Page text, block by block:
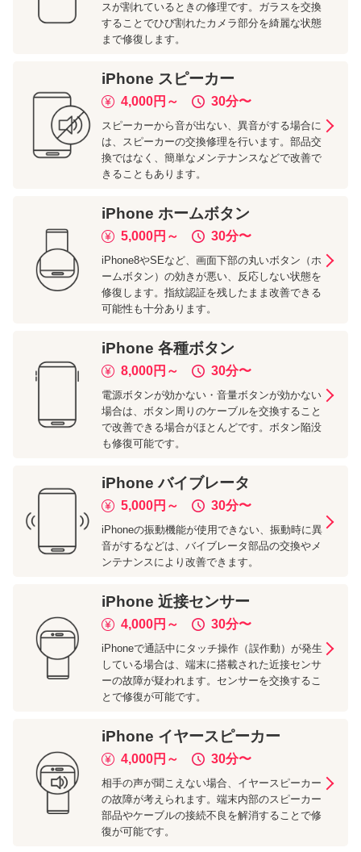
スが割れているときの修理です。ガラスを交換
することでひび割れたカメラ部分を綺麗な状態
まで修復します。
iPhone スピーカー
4,000円～ 30分〜
スピーカーから音が出ない、異音がする場合に
は、スピーカーの交換修理を行います。部品交
換ではなく、簡単なメンテナンスなどで改善で
きることもあります。
iPhone ホームボタン
5,000円～ 30分〜
iPhone8やSEなど、画面下部の丸いボタン（ホ
ームボタン）の効きが悪い、反応しない状態を
修復します。指紋認証を残したまま改善できる
可能性も十分あります。
iPhone 各種ボタン
8,000円～ 30分〜
電源ボタンが効かない・音量ボタンが効かない
場合は、ボタン周りのケーブルを交換すること
で改善できる場合がほとんどです。ボタン陥没
も修復可能です。
iPhone バイブレータ
5,000円～ 30分〜
iPhoneの振動機能が使用できない、振動時に異
音がするなどは、バイブレータ部品の交換やメ
ンテナンスにより改善できます。
iPhone 近接センサー
4,000円～ 30分〜
iPhoneで通話中にタッチ操作（誤作動）が発生
している場合は、端末に搭載された近接センサ
ーの故障が疑われます。センサーを交換するこ
とで修復が可能です。
iPhone イヤースピーカー
4,000円～ 30分〜
相手の声が聞こえない場合、イヤースピーカー
の故障が考えられます。端末内部のスピーカー
部品やケーブルの接続不良を解消することで修
復が可能です。